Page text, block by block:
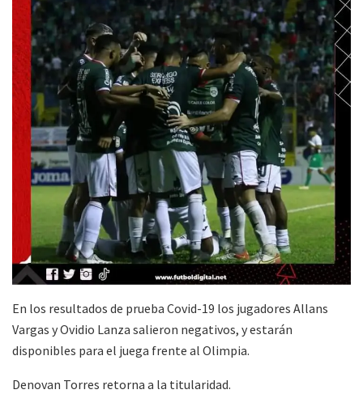
En los resultados de prueba Covid-19 los jugadores Allans
Vargas y Ovidio Lanza salieron negativos, y estarán
disponibles para el juega frente al Olimpia.
Denovan Torres retorna a la titularidad.